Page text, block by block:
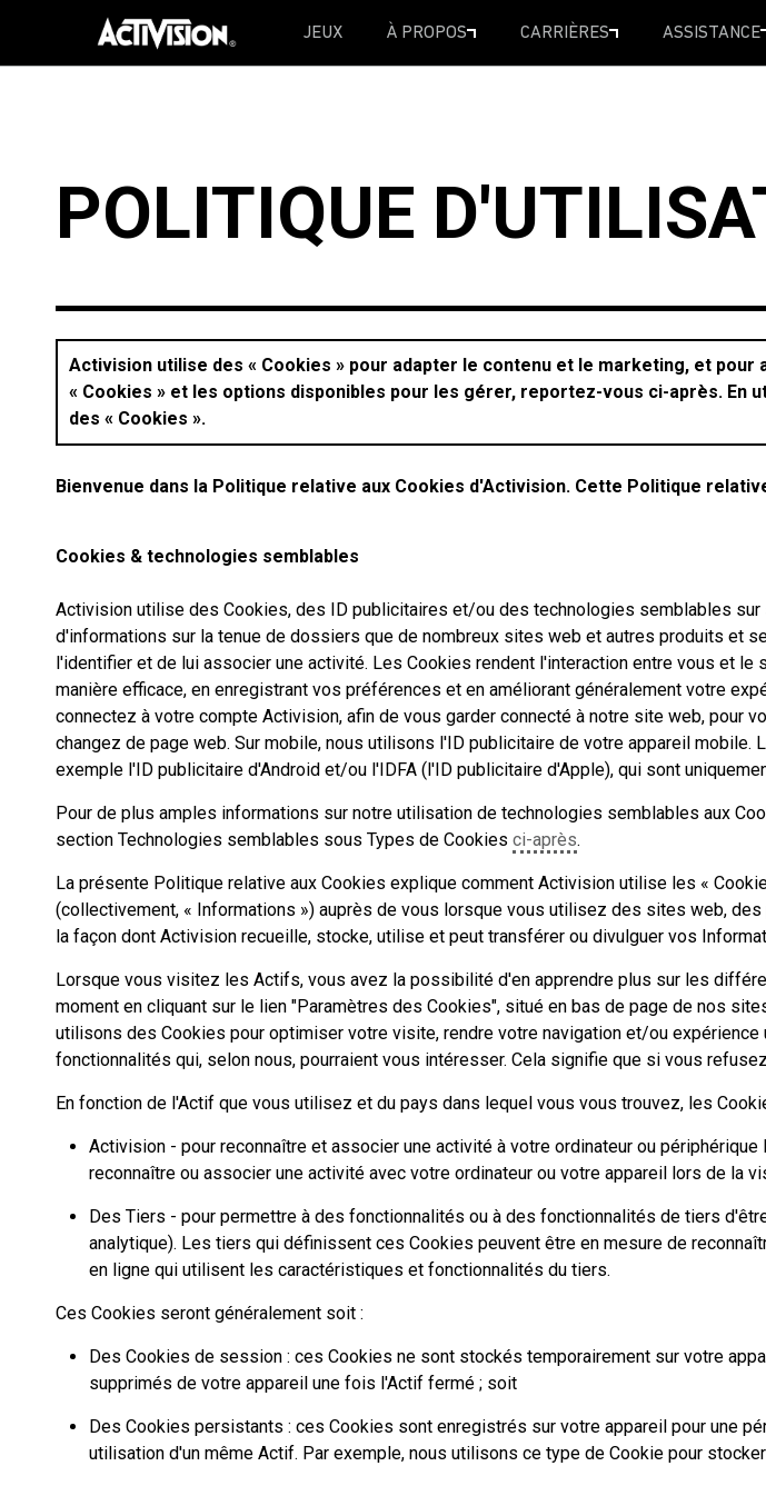
SKIP TO MAIN CONTENT JEUX À PROPOS CARRIÈRES ASSISTANCE
POLITIQUE
Activision utilise des « Cookies » pour adapter le contenu et le marketing, et
« Cookies » et les options disponibles pour les gérer, reportez-vous ci-après.
des « Cookies ».
Bienvenue dans la Politique relative aux Cookies d'Activision. Cette Politique
Cookies & technologies semblables
Activision utilise des Cookies, des ID publicitaires et/ou des technologies semblables
d'informations sur la tenue de dossiers que de nombreux sites web et autres produits et
l'identifier et de lui associer une activité. Les Cookies rendent l'interaction entre vous et
manière efficace, en enregistrant vos préférences et en améliorant généralement votre
connectez à votre compte Activision, afin de vous garder connecté à notre site web, pour
changez de page web. Sur mobile, nous utilisons l'ID publicitaire de votre appareil
exemple l'ID publicitaire d'Android et/ou l'IDFA (l'ID publicitaire d'Apple), qui sont
Pour de plus amples informations sur notre utilisation de technologies semblables aux
section Technologies semblables sous Types de Cookies ci-après.
La présente Politique relative aux Cookies explique comment Activision utilise les «
(collectivement, « Informations ») auprès de vous lorsque vous utilisez des sites web,
la façon dont Activision recueille, stocke, utilise et peut transférer ou divulguer vos
Lorsque vous visitez les Actifs, vous avez la possibilité d'en apprendre plus sur les
moment en cliquant sur le lien "Paramètres des Cookies", situé en bas de page de nos
utilisons des Cookies pour optimiser votre visite, rendre votre navigation et/ou
fonctionnalités qui, selon nous, pourraient vous intéresser. Cela signifie que si vous
En fonction de l'Actif que vous utilisez et du pays dans lequel vous vous trouvez, les
Activision - pour reconnaître et associer une activité à votre ordinateur ou
reconnaître ou associer une activité avec votre ordinateur ou votre appareil lors de la
Des Tiers - pour permettre à des fonctionnalités ou à des fonctionnalités de tiers
analytique). Les tiers qui définissent ces Cookies peuvent être en mesure de
en ligne qui utilisent les caractéristiques et fonctionnalités du tiers.
Ces Cookies seront généralement soit :
Des Cookies de session : ces Cookies ne sont stockés temporairement sur votre
supprimés de votre appareil une fois l'Actif fermé ; soit
Des Cookies persistants : ces Cookies sont enregistrés sur votre appareil pour une
utilisation d'un même Actif. Par exemple, nous utilisons ce type de Cookie pour